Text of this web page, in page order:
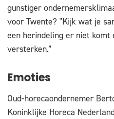
gunstiger
voor Twente? "Kijk wat je
een herindeling er niet komt
versterken.”
Emoties
Oud-horecaondernemer
Koninklijke Horeca